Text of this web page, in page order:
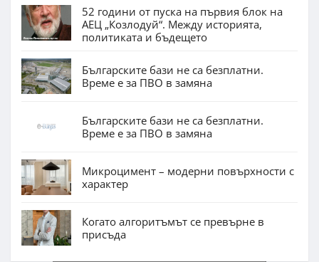
52 години от пуска на първия блок на
АЕЦ „Козлодуй“. Между историята,
политиката и бъдещето
Българските бази не са безплатни.
Време е за ПВО в замяна
Българските бази не са безплатни.
Време е за ПВО в замяна
Микроцимент – модерни повърхности с
характер
Когато алгоритъмът се превърне в
присъда